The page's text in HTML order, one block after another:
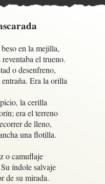
en la mejilla,
el trueno.
o desenfreno,
Era la orilla
la cerilla
era el terreno
de lleno,
una flotilla.
o camuflaje
índole salvaje
de su mirada.